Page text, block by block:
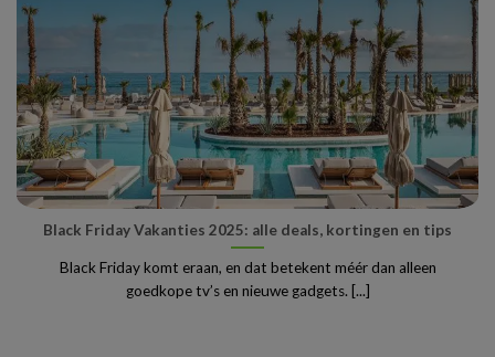
Black Friday Vakanties 2025: alle deals, kortingen en tips
Black Friday komt eraan, en dat betekent méér dan alleen
goedkope tv’s en nieuwe gadgets. [...]